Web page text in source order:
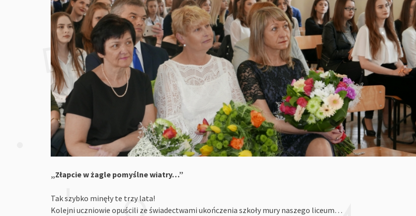
„Złapcie w żagle pomyślne wiatry…”
Tak szybko minęły te trzy lata!
Kolejni uczniowie opuścili ze świadectwami ukończenia szkoły mury naszego liceum…